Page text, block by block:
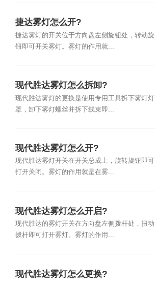
捷达雾灯怎么开?
捷达雾灯的开关位于方向盘左侧旋钮处，转动旋
钮即可开关雾灯。雾灯的作用就...
现代胜达雾灯怎么拆卸?
现代胜达雾灯的更换是使用专用工具拆下雾灯灯
罩，卸下雾灯螺丝并拆下线束即...
现代胜达雾灯怎么开?
现代胜达雾灯开关在开关总成上，旋转旋钮即可
打开关闭。雾灯的作用就是在雾...
现代胜达雾灯怎么开启?
现代胜达的雾灯开关在方向盘左侧拨杆处，扭动
拨杆即可打开雾灯。雾灯的作用...
现代胜达雾灯怎么更换?